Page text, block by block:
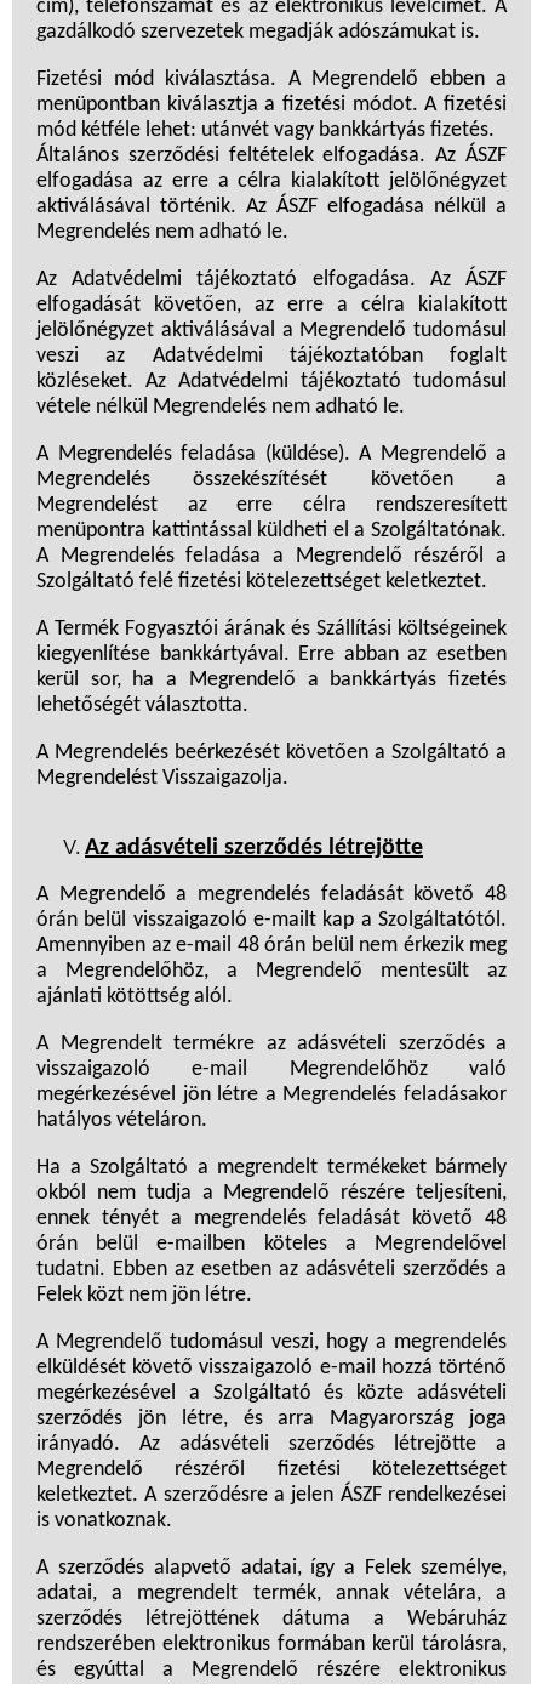
cím), telefonszámát és az elektronikus levélcímét. A
gazdálkodó szervezetek megadják adószámukat is.
Fizetési mód kiválasztása. A Megrendelő ebben a
menüpontban kiválasztja a fizetési módot. A fizetési
mód kétféle lehet: utánvét vagy bankkártyás fizetés.
Általános szerződési feltételek elfogadása. Az ÁSZF
elfogadása az erre a célra kialakított jelölőnégyzet
aktiválásával történik. Az ÁSZF elfogadása nélkül a
Megrendelés nem adható le.
Az Adatvédelmi tájékoztató elfogadása. Az ÁSZF
elfogadását követően, az erre a célra kialakított
jelölőnégyzet aktiválásával a Megrendelő tudomásul
veszi az Adatvédelmi tájékoztatóban foglalt
közléseket. Az Adatvédelmi tájékoztató tudomásul
vétele nélkül Megrendelés nem adható le.
A Megrendelés feladása (küldése). A Megrendelő a
Megrendelés összekészítését követően a
Megrendelést az erre célra rendszeresített
menüpontra kattintással küldheti el a Szolgáltatónak.
A Megrendelés feladása a Megrendelő részéről a
Szolgáltató felé fizetési kötelezettséget keletkeztet.
A Termék Fogyasztói árának és Szállítási költségeinek
kiegyenlítése bankkártyával. Erre abban az esetben
kerül sor, ha a Megrendelő a bankkártyás fizetés
lehetőségét választotta.
A Megrendelés beérkezését követően a Szolgáltató a
Megrendelést Visszaigazolja.
Az adásvételi szerződés létrejötte
A Megrendelő a megrendelés feladását követő 48
órán belül visszaigazoló e-mailt kap a Szolgáltatótól.
Amennyiben az e-mail 48 órán belül nem érkezik meg
a Megrendelőhöz, a Megrendelő mentesült az
ajánlati kötöttség alól.
A Megrendelt termékre az adásvételi szerződés a
visszaigazoló e-mail Megrendelőhöz való
megérkezésével jön létre a Megrendelés feladásakor
hatályos vételáron.
Ha a Szolgáltató a megrendelt termékeket bármely
okból nem tudja a Megrendelő részére teljesíteni,
ennek tényét a megrendelés feladását követő 48
órán belül e-mailben köteles a Megrendelővel
tudatni. Ebben az esetben az adásvételi szerződés a
Felek közt nem jön létre.
A Megrendelő tudomásul veszi, hogy a megrendelés
elküldését követő visszaigazoló e-mail hozzá történő
megérkezésével a Szolgáltató és közte adásvételi
szerződés jön létre, és arra Magyarország joga
irányadó. Az adásvételi szerződés létrejötte a
Megrendelő részéről fizetési kötelezettséget
keletkeztet. A szerződésre a jelen ÁSZF rendelkezései
is vonatkoznak.
A szerződés alapvető adatai, így a Felek személye,
adatai, a megrendelt termék, annak vételára, a
szerződés létrejöttének dátuma a Webáruház
rendszerében elektronikus formában kerül tárolásra,
és egyúttal a Megrendelő részére elektronikus